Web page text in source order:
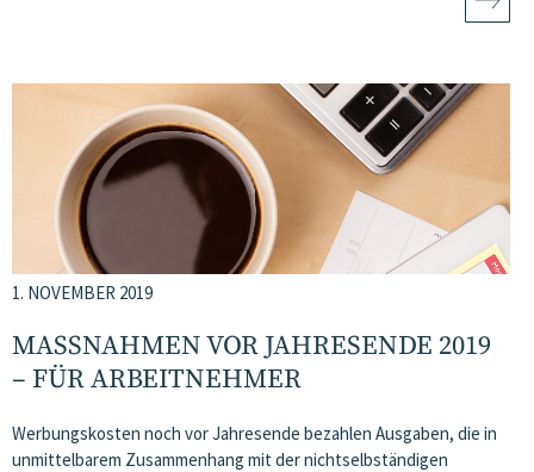
1. NOVEMBER 2019
MASSNAHMEN VOR JAHRESENDE 2019 –
FÜR ARBEITNEHMER
Werbungskosten noch vor Jahresende bezahlen Ausgaben, die in
unmittelbarem Zusammenhang mit der nichtselbständigen